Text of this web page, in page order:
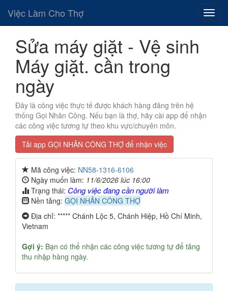
Việc Làm Cho Thợ
Sửa máy giặt - Vệ sinh
Máy giặt. cần trong
ngày
Đây là công việc thực tế được khách hàng đăng trên hệ
thống Gọi Nhân Công. Nếu bạn là thợ, hãy cài app để nhận
các công việc tương tự theo khu vực/chuyên môn.
Tải app GỌI NHÂN CÔNG THỢ để nhận việc
Mã công việc: NN58-1316-6106
Ngày muốn làm: 11/6/2026 lúc 16:00
Trạng thái: Công việc đang cần người làm
Nền tảng: GỌI NHÂN CÔNG THỢ
Địa chỉ: ***** Chánh Lộc 5, Chánh Hiệp, Hồ Chí Minh,
Vietnam
Gợi ý: Bạn có thể nhận các công việc tương tự để tăng
thu nhập hàng ngày.